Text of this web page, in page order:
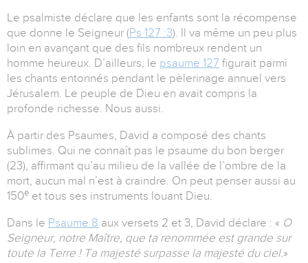
Le psalmiste déclare que les enfants sont la récompense
que donne le Seigneur (Ps 127 :3). Il va même un peu plus
loin en avançant que des fils nombreux rendent un
homme heureux. D’ailleurs, le psaume 127 figurait parmi
les chants entonnés pendant le pèlerinage annuel vers
Jérusalem. Le peuple de Dieu en avait compris la
profonde richesse. Nous aussi.
À partir des Psaumes, David a composé des chants
sublimes. Qui ne connaît pas le psaume du bon berger
(23), affirmant qu’au milieu de la vallée de l’ombre de la
mort, aucun mal n’est à craindre. On peut penser aussi au
150e et tous ses instruments louant Dieu.
Dans le Psaume 8 aux versets 2 et 3, David déclare : « O
Seigneur, notre Maître, que ta renommée est grande sur
toute la Terre ! Ta majesté surpasse la majesté du ciel.»